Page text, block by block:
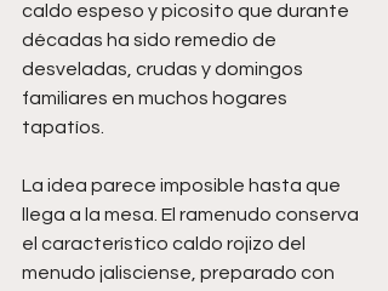
caldo espeso y picosito que durante
décadas ha sido remedio de
desveladas, crudas y domingos
familiares en muchos hogares
tapatíos.
La idea parece imposible hasta que
llega a la mesa. El ramenudo conserva
el característico caldo rojizo del
menudo jalisciense, preparado con